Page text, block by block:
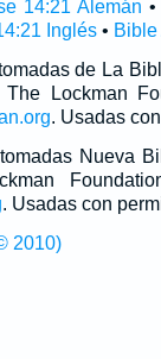
14:21 Alemán •
Inglés• Bible
de La
Lockman
. Usadas
Nueva
. Usadas con
2010)